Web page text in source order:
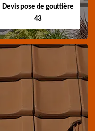
Devis pose de gouttière
43
Devis pose de
gouttière 43
Devis pose de gouttière
43 Haute-Loire